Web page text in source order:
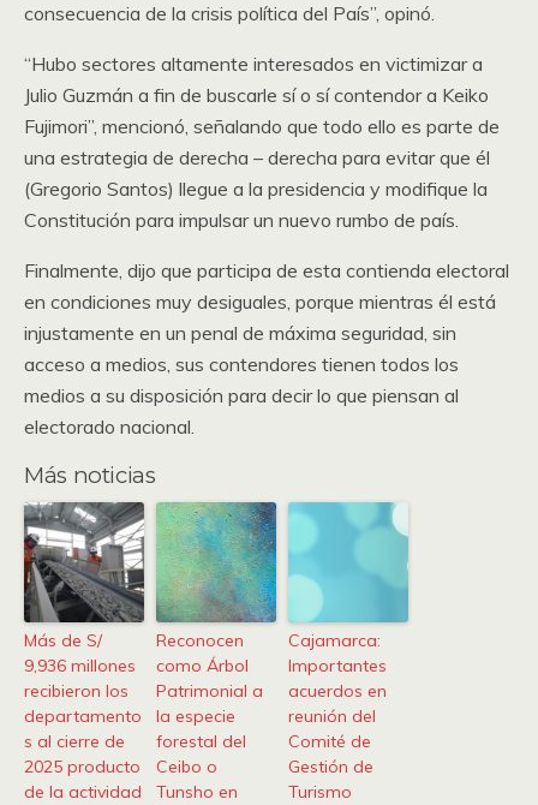
consecuencia de la crisis política del País”, opinó.
“Hubo sectores altamente interesados en victimizar a
Julio Guzmán a fin de buscarle sí o sí contendor a Keiko
Fujimori”, mencionó, señalando que todo ello es parte de
una estrategia de derecha – derecha para evitar que él
(Gregorio Santos) llegue a la presidencia y modifique la
Constitución para impulsar un nuevo rumbo de país.
Finalmente, dijo que participa de esta contienda electoral
en condiciones muy desiguales, porque mientras él está
injustamente en un penal de máxima seguridad, sin
acceso a medios, sus contendores tienen todos los
medios a su disposición para decir lo que piensan al
electorado nacional.
Más noticias
Más de S/
9,936 millones
recibieron los
departamento
s al cierre de
2025 producto
de la actividad
Reconocen
como Árbol
Patrimonial a
la especie
forestal del
Ceibo o
Tunsho en
Cajamarca:
Importantes
acuerdos en
reunión del
Comité de
Gestión de
Turismo